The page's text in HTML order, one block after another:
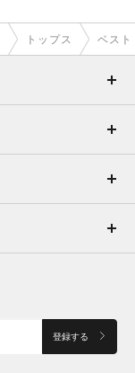
トップス ベスト
登録する